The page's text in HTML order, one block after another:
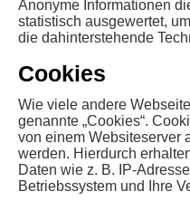
Anonyme Informationen
statistisch ausgewertet,
die dahinterstehende
Cookies
Wie viele andere
genannte „Cookies“.
von einem Websiteserver
werden. Hierdurch
Daten wie z. B. IP-
Betriebssystem und Ihre